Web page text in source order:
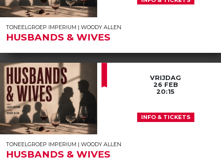
TONEELGROEP IMPERIUM | WOODY ALLEN
HUSBANDS & WIVES
TONEELGROEP IMPERIUM | WOODY ALLEN
HUSBANDS & WIVES
VRIJDAG
26 FEB
20:15
INFO & TICKETS